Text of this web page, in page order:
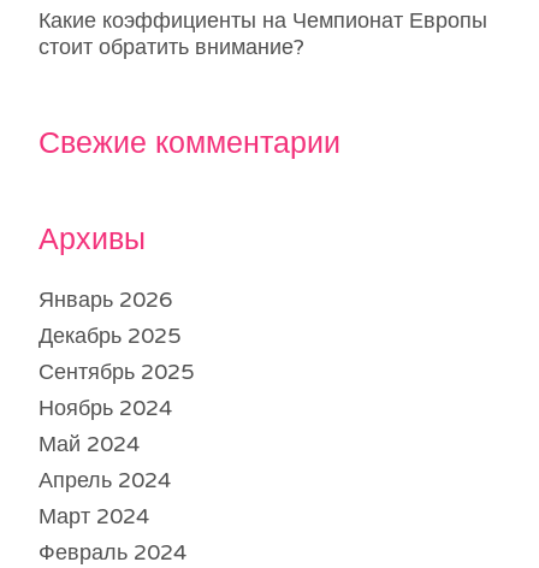
Какие коэффициенты на Чемпионат Европы
стоит обратить внимание?
Свежие комментарии
Архивы
Январь 2026
Декабрь 2025
Сентябрь 2025
Ноябрь 2024
Май 2024
Апрель 2024
Март 2024
Февраль 2024